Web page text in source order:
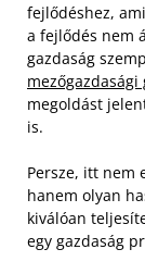
fejlődéshez,
a fejlődés nem
gazdaság
mezőgazdasági
megoldást
is.
Persze, itt nem
hanem olyan
kiválóan
egy gazdaság